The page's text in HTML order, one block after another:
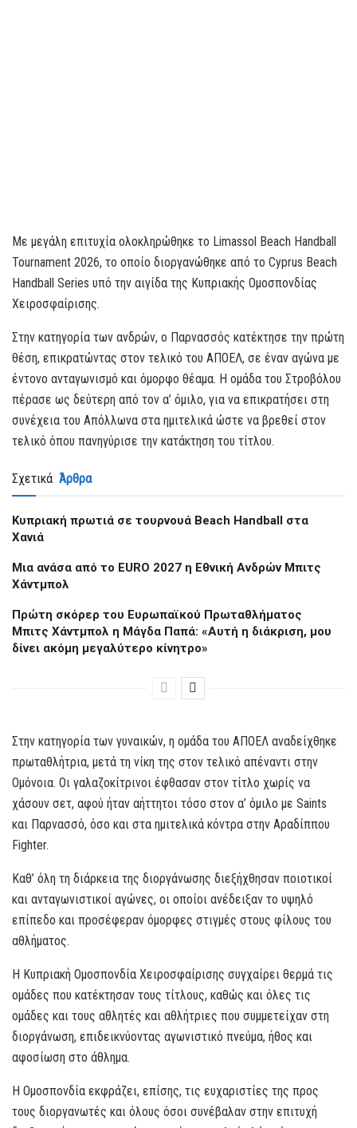
Με μεγάλη επιτυχία ολοκληρώθηκε το Limassol Beach Handball
Tournament 2026, το οποίο διοργανώθηκε από το Cyprus Beach
Handball Series υπό την αιγίδα της Κυπριακής Ομοσπονδίας
Χειροσφαίρισης.
Στην κατηγορία των ανδρών, ο Παρνασσός κατέκτησε την πρώτη
θέση, επικρατώντας στον τελικό του ΑΠΟΕΛ, σε έναν αγώνα με
έντονο ανταγωνισμό και όμορφο θέαμα. Η ομάδα του Στροβόλου
πέρασε ως δεύτερη από τον α’ όμιλο, για να επικρατήσει στη
συνέχεια του Απόλλωνα στα ημιτελικά ώστε να βρεθεί στον
τελικό όπου πανηγύρισε την κατάκτηση του τίτλου.
Σχετικά Άρθρα
Kυπριακή πρωτιά σε τουρνουά Beach Handball στα
Χανιά
Μια ανάσα από το EURO 2027 η Εθνική Ανδρών Μπιτς
Χάντμπολ
Πρώτη σκόρερ του Ευρωπαϊκού Πρωταθλήματος
Μπιτς Χάντμπολ η Μάγδα Παπά: «Αυτή η διάκριση, μου
δίνει ακόμη μεγαλύτερο κίνητρο»
Στην κατηγορία των γυναικών, η ομάδα του ΑΠΟΕΛ αναδείχθηκε
πρωταθλήτρια, μετά τη νίκη της στον τελικό απέναντι στην
Ομόνοια. Οι γαλαζοκίτρινοι έφθασαν στον τίτλο χωρίς να
χάσουν σετ, αφού ήταν αήττητοι τόσο στον α’ όμιλο με Saints
και Παρνασσό, όσο και στα ημιτελικά κόντρα στην Aραδίππου
Fighter.
Καθ’ όλη τη διάρκεια της διοργάνωσης διεξήχθησαν ποιοτικοί
και ανταγωνιστικοί αγώνες, οι οποίοι ανέδειξαν το υψηλό
επίπεδο και προσέφεραν όμορφες στιγμές στους φίλους του
αθλήματος.
Η Κυπριακή Ομοσπονδία Χειροσφαίρισης συγχαίρει θερμά τις
ομάδες που κατέκτησαν τους τίτλους, καθώς και όλες τις
ομάδες και τους αθλητές και αθλήτριες που συμμετείχαν στη
διοργάνωση, επιδεικνύοντας αγωνιστικό πνεύμα, ήθος και
αφοσίωση στο άθλημα.
Η Ομοσπονδία εκφράζει, επίσης, τις ευχαριστίες της προς
τους διοργανωτές και όλους όσοι συνέβαλαν στην επιτυχή